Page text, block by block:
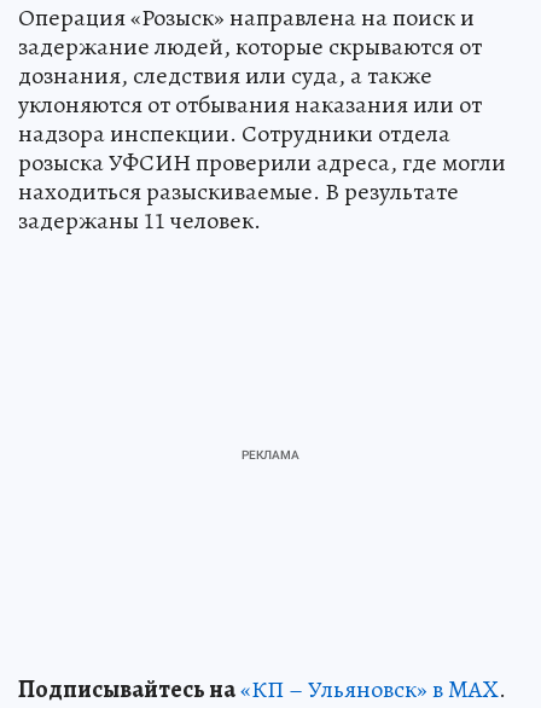
Операция «Розыск» направлена на поиск и
задержание людей, которые скрываются от
дознания, следствия или суда, а также
уклоняются от отбывания наказания или от
надзора инспекции. Сотрудники отдела
розыска УФСИН проверили адреса, где могли
находиться разыскиваемые. В результате
задержаны 11 человек.
Подписывайтесь на«КП – Ульяновск» в MAX.